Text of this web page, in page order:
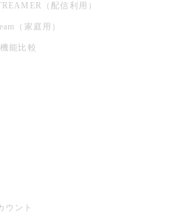
（配信利用）
（家庭用）
能比較
ウント